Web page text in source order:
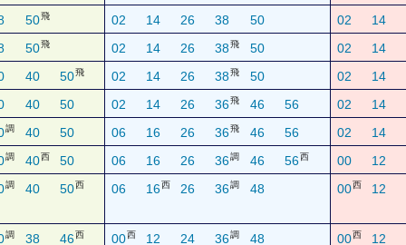
50飛 02 14 26 38 50 02
14
50飛 02 14 26 38飛 50 02
14
40 50飛 02 14 26 38飛 50 02
14
40 50 02 14 26 36飛 46 56 02
14
調 40 50 06 16 26 36飛 46 56 02
14
調 40西 50 06 16 26 36調 46 56西 00
12
調 40 50西 06 16西 26 36調 48 00西 12
調 38 46西 00西 12 24 36調 48 00西 12